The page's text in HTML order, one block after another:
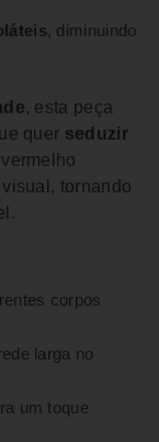
, diminuindo
, esta peça
quer seduzir
tornando
corpos
larga no
um toque